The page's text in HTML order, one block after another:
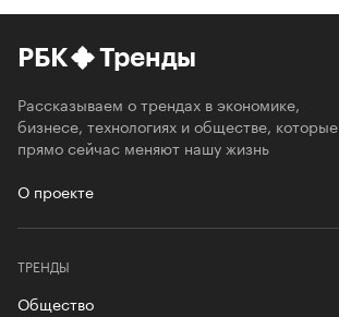
РБК Тренды
Рассказываем о трендах в экономике,
бизнесе, технологиях и обществе, которые
прямо сейчас меняют нашу жизнь
О проекте
ТРЕНДЫ
Общество